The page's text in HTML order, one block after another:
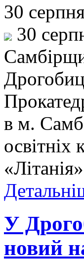
30
30
в м.
У
новий